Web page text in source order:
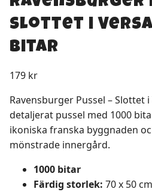
Slottet i
bitar
179 kr
Ravensburger Pussel – Slottet
detaljerat pussel med 1000
ikoniska franska byggnaden
mönstrade innergård.
1000 bitar
Färdig storlek: 70 x 50 cm